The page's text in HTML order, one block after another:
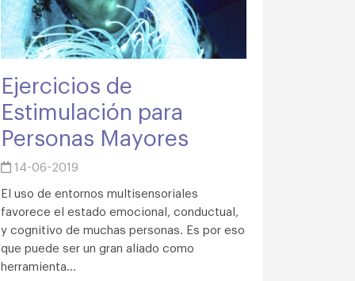
Ejercicios de
Estimulación para
Personas Mayores
14-06-2019
El uso de entornos multisensoriales
favorece el estado emocional, conductual,
y cognitivo de muchas personas. Es por eso
que puede ser un gran aliado como
herramienta...